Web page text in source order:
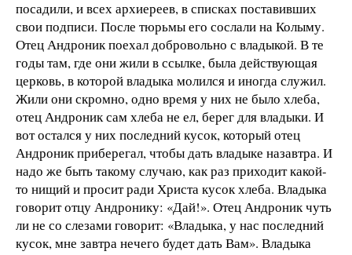
посадили, и всех архиереев, в списках поставивших
свои подписи. После тюрьмы его сослали на Колыму.
Отец Андроник поехал добровольно с владыкой. В те
годы там, где они жили в ссылке, была действующая
церковь, в которой владыка молился и иногда служил.
Жили они скромно, одно время у них не было хлеба,
отец Андроник сам хлеба не ел, берег для владыки. И
вот остался у них последний кусок, который отец
Андроник приберегал, чтобы дать владыке назавтра. И
надо же быть такому случаю, как раз приходит какой-
то нищий и просит ради Христа кусок хлеба. Владыка
говорит отцу Андронику: «Дай!». Отец Андроник чуть
ли не со слезами говорит: «Владыка, у нас последний
кусок, мне завтра нечего будет дать Вам». Владыка